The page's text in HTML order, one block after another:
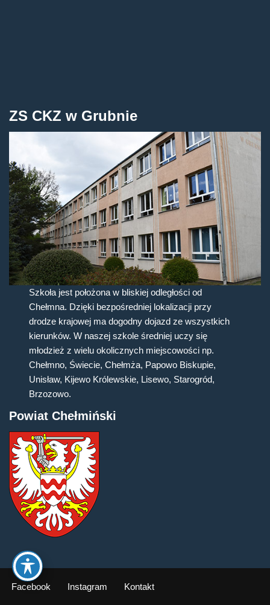
ZS CKZ w Grubnie
Szkoła jest położona w bliskiej odległości od
Chełmna. Dzięki bezpośredniej lokalizacji przy
drodze krajowej ma dogodny dojazd ze wszystkich
kierunków. W naszej szkole średniej uczy się
młodzież z wielu okolicznych miejscowości np.
Chełmno, Świecie, Chełmża, Papowo Biskupie,
Unisław, Kijewo Królewskie, Lisewo, Starogród,
Brzozowo.
Powiat Chełmiński
Facebook Instagram Kontakt